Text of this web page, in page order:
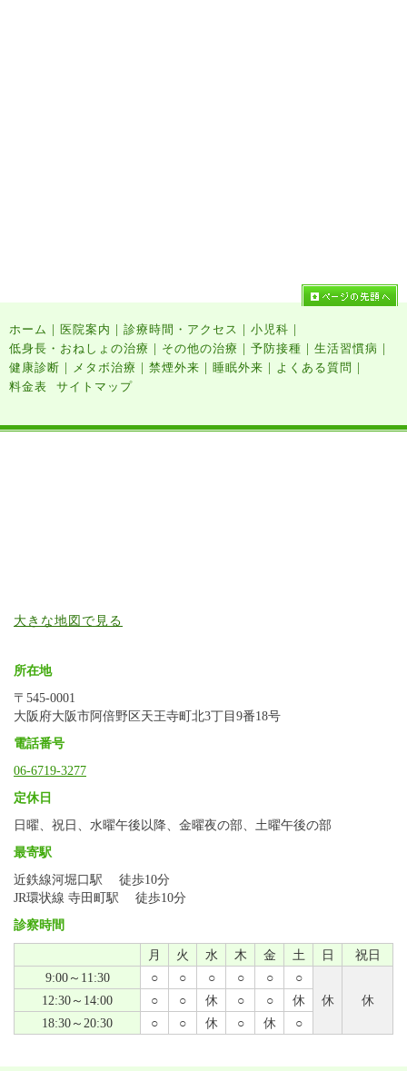
ホーム | 医院案内 | 診療時間・アクセス | 小児科 |
低身長・おねしょの治療 | その他の治療 | 予防接種 | 生活習慣病 |
健康診断 | メタボ治療 | 禁煙外来 | 睡眠外来 | よくある質問 |
料金表 サイトマップ
大きな地図で見る
所在地
〒545-0001
大阪府大阪市阿倍野区天王寺町北3丁目9番18号
電話番号
06-6719-3277
定休日
日曜、祝日、水曜午後以降、金曜夜の部、土曜午後の部
最寄駅
近鉄線河堀口駅 徒歩10分
JR環状線 寺田町駅 徒歩10分
診察時間
月 火 水 木 金 土 日
祝日
9:00～11:30
○ ○ ○ ○ ○
○
休
休
12:30～14:00 ○ ○ 休 ○ ○
休
18:30～20:30
○ ○ 休 ○ 休 ○